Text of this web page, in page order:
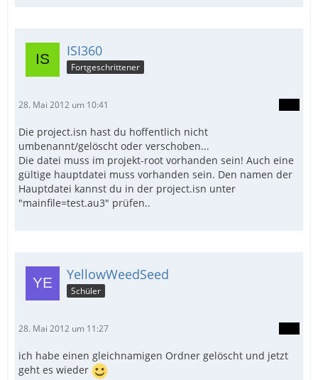
ISI360
Fortgeschrittener
28. Mai 2012 um 10:41
Die project.isn hast du hoffentlich nicht
umbenannt/gelöscht oder verschoben...
Die datei muss im projekt-root vorhanden sein! Auch eine
gültige hauptdatei muss vorhanden sein. Den namen der
Hauptdatei kannst du in der project.isn unter
"mainfile=test.au3" prüfen..
YellowWeedSeed
Schüler
28. Mai 2012 um 11:27
ich habe einen gleichnamigen Ordner gelöscht und jetzt
geht es wieder